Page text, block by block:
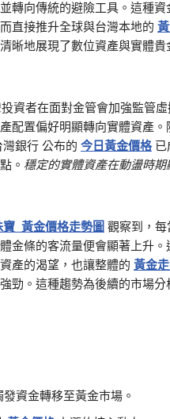
轉向傳統的避險工具。這種資
直接推升全球與台灣本地的
晰地展現了數位資產與實體貴
資者在面對金管會加強監管
配置偏好明顯轉向實體資產。
銀行 公布的 今日黃金價格已
。 穩定的實體資產在動盪時期
寶 黃金價格走勢圖 觀察到，
金條的客流量便會顯著上升。
產的渴望，也讓整體的 黃金
勁。這種趨勢為後續的市場分
資金轉移至黃金市場。